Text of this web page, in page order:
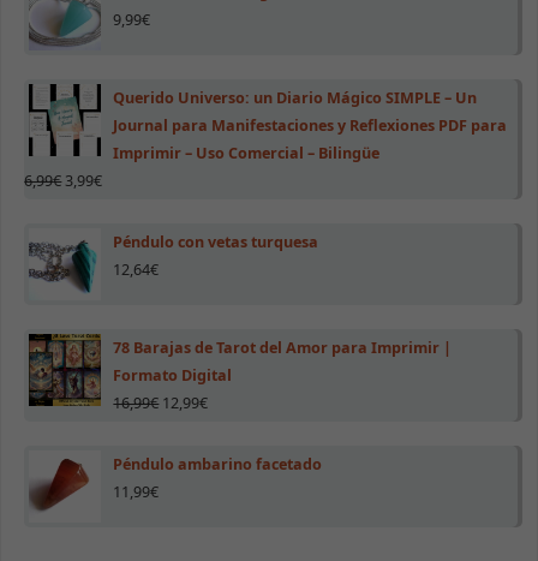
9,99€
Querido Universo: un Diario Mágico SIMPLE – Un
Journal para Manifestaciones y Reflexiones PDF para
Imprimir – Uso Comercial – Bilingüe
6,99€ 3,99€
Péndulo con vetas turquesa
12,64€
78 Barajas de Tarot del Amor para Imprimir |
Formato Digital
16,99€ 12,99€
Péndulo ambarino facetado
11,99€
funcione lo
mejor posible
durante tu
visita. Si
funcionalidades
Marketing
nuestro sitio,